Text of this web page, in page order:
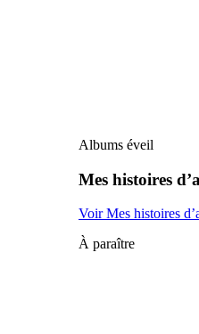
Albums éveil
Mes histoires
Voir Mes histoires
À paraître